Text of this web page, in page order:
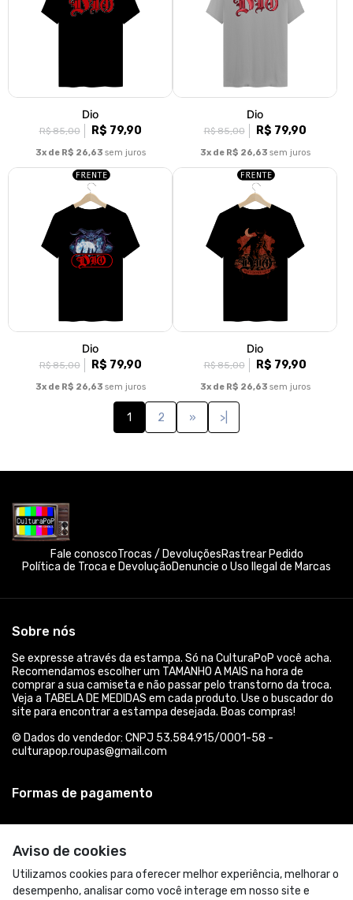
Dio
R$ 85,00 R$ 79,90
3x de R$ 26,63 sem juros
Dio
R$ 85,00 R$ 79,90
3x de R$ 26,63 sem juros
Dio
R$ 85,00 R$ 79,90
3x de R$ 26,63 sem juros
Dio
R$ 85,00 R$ 79,90
3x de R$ 26,63 sem juros
1 2 » >|
Aviso de cookies
Utilizamos cookies para oferecer melhor experiência, melhorar o
desempenho, analisar como você interage em nosso site e
Fale conoscoTrocas / DevoluçõesRastrear Pedido
Política de Troca e DevoluçãoDenuncie o Uso Ilegal de Marcas
Sobre nós
Se expresse através da estampa. Só na CulturaPoP você acha.
Recomendamos escolher um TAMANHO A MAIS na hora de
comprar a sua camiseta e não passar pelo transtorno da troca.
Veja a TABELA DE MEDIDAS em cada produto. Use o buscador do
site para encontrar a estampa desejada. Boas compras!
© Dados do vendedor: CNPJ 53.584.915/0001-58 -
culturapop.roupas@gmail.com
Formas de pagamento